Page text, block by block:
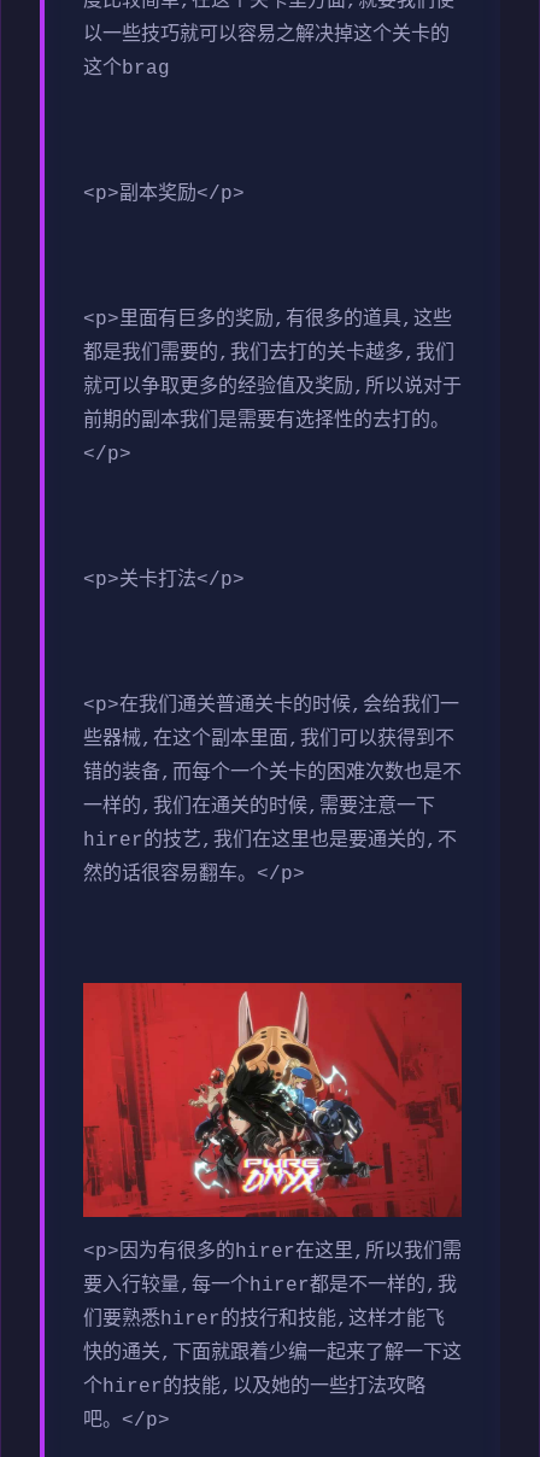
以一些技巧就可以容易之解决掉这个关卡的
这个brag
<p>副本奖励</p>
<p>里面有巨多的奖励,有很多的道具,这些
都是我们需要的,我们去打的关卡越多,我们
就可以争取更多的经验值及奖励,所以说对于
前期的副本我们是需要有选择性的去打的。
</p>
<p>关卡打法</p>
<p>在我们通关普通关卡的时候,会给我们一
些器械,在这个副本里面,我们可以获得到不
错的装备,而每个一个关卡的困难次数也是不
一样的,我们在通关的时候,需要注意一下
hirer的技艺,我们在这里也是要通关的,不
然的话很容易翻车。</p>
<p>因为有很多的hirer在这里,所以我们需
要入行较量,每一个hirer都是不一样的,我
们要熟悉hirer的技行和技能,这样才能飞
快的通关,下面就跟着少编一起来了解一下这
个hirer的技能,以及她的一些打法攻略
吧。</p>